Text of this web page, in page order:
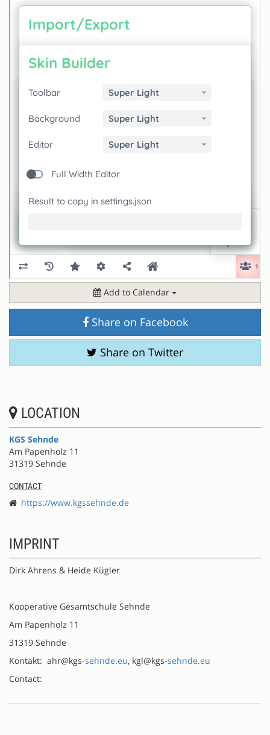
Add to Calendar
Share on Facebook
Share on Twitter
LOCATION
KGS Sehnde
Am Papenholz 11
31319 Sehnde
CONTACT
https://www.kgssehnde.de
IMPRINT
Dirk Ahrens & Heide Kügler
Kooperative Gesamtschule Sehnde
Am Papenholz 11
31319 Sehnde
Kontakt: ahr@kgs-sehnde.eu, kgl@kgs-sehnde.eu
Contact: